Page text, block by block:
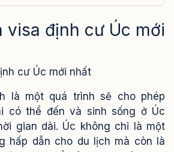
visa định cư Úc mới
cư Úc mới nhất
là một quá trình sẽ cho phép
có thể đến và sinh sống ở Úc
gian dài. Úc không chỉ là một
hấp dẫn cho du lịch mà còn là